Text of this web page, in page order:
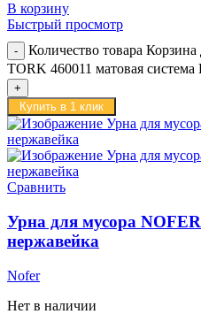
В корзину
Быстрый просмотр
Количество товара
TORK 460011 матовая система
Купить в 1 клик
Сравнить
Урна для мусора
нержавейка
Nofer
Нет в наличии